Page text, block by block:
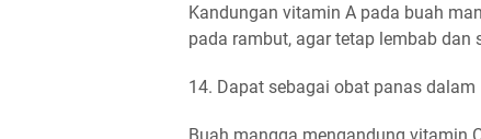
Kandungan vitamin A pada buah
pada rambut, agar tetap lembab dan
14. Dapat sebagai obat panas dalam